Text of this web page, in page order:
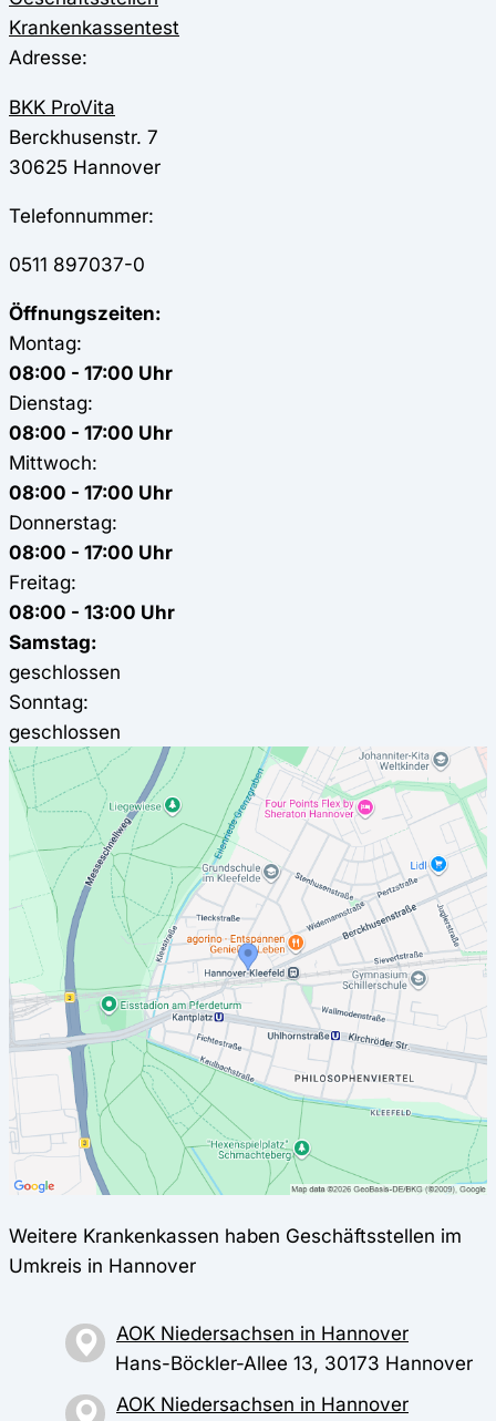
Krankenkassentest
Adresse:
BKK ProVita
Berckhusenstr. 7
30625 Hannover
Telefonnummer:
0511 897037-0
Öffnungszeiten:
Montag:
08:00 - 17:00 Uhr
Dienstag:
08:00 - 17:00 Uhr
Mittwoch:
08:00 - 17:00 Uhr
Donnerstag:
08:00 - 17:00 Uhr
Freitag:
08:00 - 13:00 Uhr
Samstag:
geschlossen
Sonntag:
geschlossen
Weitere Krankenkassen haben Geschäftsstellen im
Umkreis in Hannover
AOK Niedersachsen in Hannover
Hans-Böckler-Allee 13, 30173 Hannover
AOK Niedersachsen in Hannover